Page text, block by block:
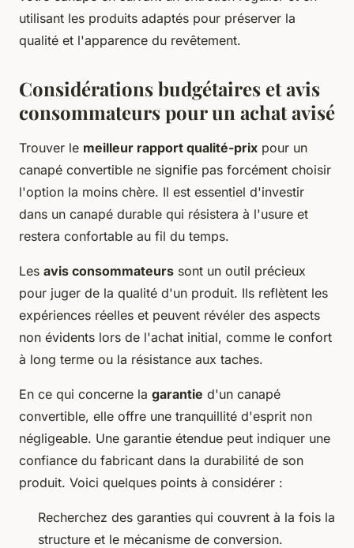
utilisant les produits adaptés pour préserver la
qualité et l'apparence du revêtement.
Considérations budgétaires et avis
consommateurs pour un achat avisé
Trouver le meilleur rapport qualité-prix pour un
canapé convertible ne signifie pas forcément choisir
l'option la moins chère. Il est essentiel d'investir
dans un canapé durable qui résistera à l'usure et
restera confortable au fil du temps.
Les avis consommateurs sont un outil précieux
pour juger de la qualité d'un produit. Ils reflètent les
expériences réelles et peuvent révéler des aspects
non évidents lors de l'achat initial, comme le confort
à long terme ou la résistance aux taches.
En ce qui concerne la garantie d'un canapé
convertible, elle offre une tranquillité d'esprit non
négligeable. Une garantie étendue peut indiquer une
confiance du fabricant dans la durabilité de son
produit. Voici quelques points à considérer :
Recherchez des garanties qui couvrent à la fois la
structure et le mécanisme de conversion.